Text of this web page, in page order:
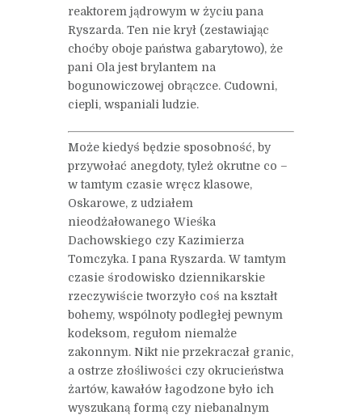
reaktorem jądrowym w życiu pana
Ryszarda. Ten nie krył (zestawiając
choćby oboje państwa gabarytowo), że
pani Ola jest brylantem na
bogunowiczowej obrączce. Cudowni,
ciepli, wspaniali ludzie.
Może kiedyś będzie sposobność, by
przywołać anegdoty, tyleż okrutne co –
w tamtym czasie wręcz klasowe,
Oskarowe, z udziałem
nieodżałowanego Wieśka
Dachowskiego czy Kazimierza
Tomczyka. I pana Ryszarda. W tamtym
czasie środowisko dziennikarskie
rzeczywiście tworzyło coś na kształt
bohemy, wspólnoty podległej pewnym
kodeksom, regułom niemalże
zakonnym. Nikt nie przekraczał granic,
a ostrze złośliwości czy okrucieństwa
żartów, kawałów łagodzone było ich
wyszukaną formą czy niebanalnym